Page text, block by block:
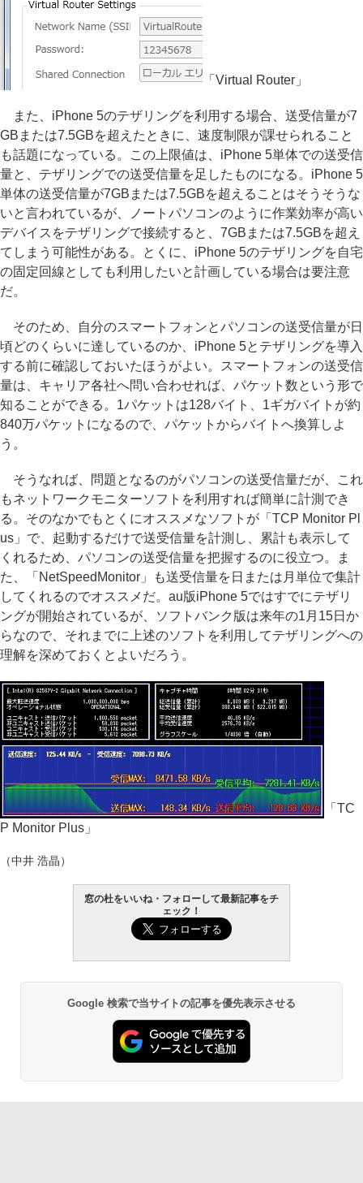
「Virtual Router」
また、iPhone 5のテザリングを利用する場合、送受信量が7
GBまたは7.5GBを超えたときに、速度制限が課せられること
も話題になっている。この上限値は、iPhone 5単体での送受信
量と、テザリングでの送受信量を足したものになる。iPhone 5
単体の送受信量が7GBまたは7.5GBを超えることはそうそうな
いと言われているが、ノートパソコンのように作業効率が高い
デバイスをテザリングで接続すると、7GBまたは7.5GBを超え
てしまう可能性がある。とくに、iPhone 5のテザリングを自宅
の固定回線としても利用したいと計画している場合は要注意
だ。
そのため、自分のスマートフォンとパソコンの送受信量が日
頃どのくらいに達しているのか、iPhone 5とテザリングを導入
する前に確認しておいたほうがよい。スマートフォンの送受信
量は、キャリア各社へ問い合わせれば、パケット数という形で
知ることができる。1パケットは128バイト、1ギガバイトが約
840万パケットになるので、パケットからバイトへ換算しよ
う。
そうなれば、問題となるのがパソコンの送受信量だが、これ
もネットワークモニターソフトを利用すれば簡単に計測でき
る。そのなかでもとくにオススメなソフトが「TCP Monitor Pl
us」で、起動するだけで送受信量を計測し、累計も表示して
くれるため、パソコンの送受信量を把握するのに役立つ。ま
た、「NetSpeedMonitor」も送受信量を日または月単位で集計
してくれるのでオススメだ。au版iPhone 5ではすでにテザリ
ングが開始されているが、ソフトバンク版は来年の1月15日か
らなので、それまでに上述のソフトを利用してテザリングへの
理解を深めておくとよいだろう。
「TC
P Monitor Plus」
（中井 浩晶）
窓の杜をいいね・フォローして最新記事をチ
ェック！
Google 検索で当サイトの記事を優先表示させる